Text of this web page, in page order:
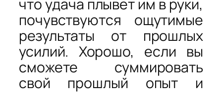
что удача плывет им в руки,
почувствуются ощутимые
результаты от прошлых
усилий. Хорошо, если вы
сможете суммировать
свой прошлый опыт и